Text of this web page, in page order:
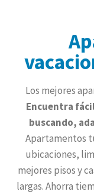
Los mejores
Encuentra
buscando,
Apartamentos
ubicaciones,
mejores pisos y
largas. Ahorra